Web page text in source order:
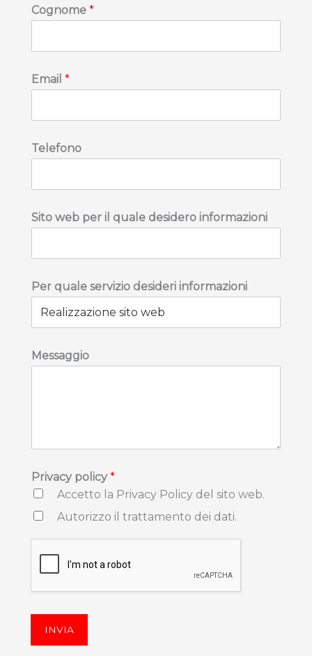
d
e
e
r
t
o
l
e
Cognome *
Email *
Telefono
Sito web per il quale desidero informazioni
Per quale servizio desideri informazioni
Messaggio
Privacy policy*
Accetto la Privacy Policy del sito web.
Autorizzo il trattamento dei dati.
INVIA